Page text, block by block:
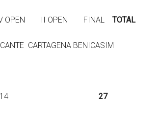
II OPEN FINAL TOTAL
BENICASIM
– 13 14 27